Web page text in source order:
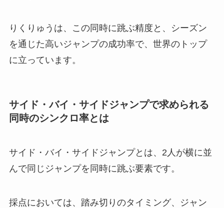
りくりゅうは、この同時に跳ぶ精度と、シーズン
を通じた高いジャンプの成功率で、世界のトップ
に立っています。
サイド・バイ・サイドジャンプで求められる
同時のシンクロ率とは
サイド・バイ・サイドジャンプとは、2人が横に並
んで同じジャンプを同時に跳ぶ要素です。
採点においては、踏み切りのタイミング、ジャン